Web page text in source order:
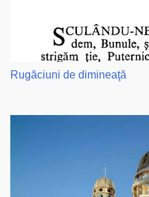
Rugăciuni de dimineaţă